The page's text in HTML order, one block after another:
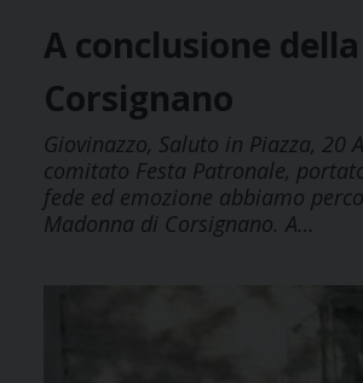
A conclusione
Corsignano
Giovinazzo, Saluto in Piazza,
comitato Festa Patronale,
fede ed emozione abbiamo
Madonna di Corsignano. A…